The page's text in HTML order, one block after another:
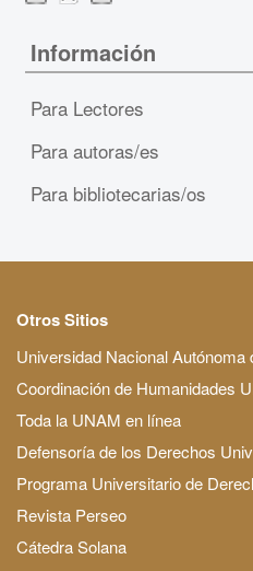
Información
Para Lectores
Para autoras/es
Para bibliotecarias/os
Otros Sitios
Universidad Nacional Autónoma
Coordinación de Humanidades
Toda la UNAM en línea
Defensoría de los Derechos
Programa Universitario de
Revista Perseo
Cátedra Solana